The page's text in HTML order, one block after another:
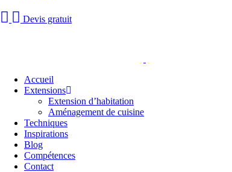
Devis gratuit
Accueil
Extensions
Extension d’habitation
Aménagement de cuisine
Techniques
Inspirations
Blog
Compétences
Contact